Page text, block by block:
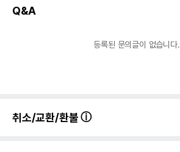
Q&A
등록된 문의글이 없습니다.
취소/교환/환불